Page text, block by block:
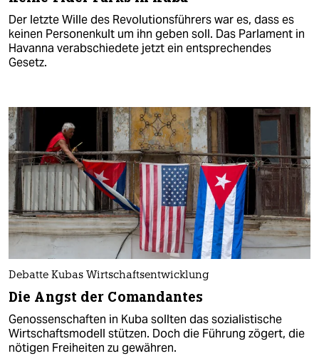
Der letzte Wille des Revolutionsführers war es, dass es
keinen Personenkult um ihn geben soll. Das Parlament in
Havanna verabschiedete jetzt ein entsprechendes
Gesetz.
Debatte Kubas Wirtschaftsentwicklung
Die Angst der Comandantes
Genossenschaften in Kuba sollten das sozialistische
Wirtschaftsmodell stützen. Doch die Führung zögert, die
nötigen Freiheiten zu gewähren.